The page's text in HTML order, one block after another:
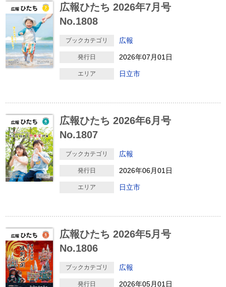
広報ひたち 2026年7月号
No.1808
ブックカテゴリ 広報
発行日 2026年07月01日
エリア 日立市
広報ひたち 2026年6月号
No.1807
ブックカテゴリ 広報
発行日 2026年06月01日
エリア 日立市
広報ひたち 2026年5月号
No.1806
ブックカテゴリ 広報
発行日 2026年05月01日